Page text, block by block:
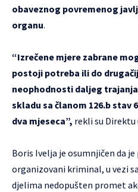
obaveznog povremenog
organu.
“Izrečene mjere zabrane
postoji potreba ili do
neophodnosti daljeg trajanja
skladu sa članom 126.b stav
dva mjeseca”, rekli su Direktu
Boris Ivelja je osumnjičen da
organizovani kriminal, u vezi
djelima nedopušten promet